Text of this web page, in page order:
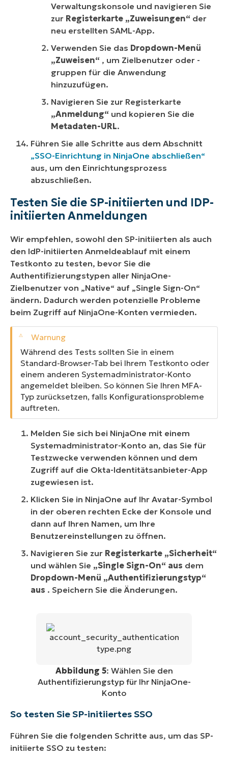
Verwaltungskonsole und navigieren Sie
zur Registerkarte „Zuweisungen“ der
neu erstellten SAML-App.
Verwenden Sie das Dropdown-Menü
„Zuweisen“ , um Zielbenutzer oder -
gruppen für die Anwendung
hinzuzufügen.
Navigieren Sie zur Registerkarte
„Anmeldung“ und kopieren Sie die
Metadaten-URL.
Führen Sie alle Schritte aus dem Abschnitt
„SSO-Einrichtung in NinjaOne abschließen“
aus, um den Einrichtungsprozess
abzuschließen.
Testen Sie die SP-initiierten und IDP-
initiierten Anmeldungen
Wir empfehlen, sowohl den SP-initiierten als auch
den IdP-initiierten Anmeldeablauf mit einem
Testkonto zu testen, bevor Sie die
Authentifizierungstypen aller NinjaOne-
Zielbenutzer von „Native“ auf „Single Sign-On“
ändern. Dadurch werden potenzielle Probleme
beim Zugriff auf NinjaOne-Konten vermieden.
Während des Tests sollten Sie in einem
Standard-Browser-Tab bei Ihrem Testkonto oder
einem anderen Systemadministrator-Konto
angemeldet bleiben. So können Sie Ihren MFA-
Typ zurücksetzen, falls Konfigurationsprobleme
auftreten.
Melden Sie sich bei NinjaOne mit einem
Systemadministrator-Konto an, das Sie für
Testzwecke verwenden können und dem
Zugriff auf die Okta-Identitätsanbieter-App
zugewiesen ist.
Klicken Sie in NinjaOne auf Ihr Avatar-Symbol
in der oberen rechten Ecke der Konsole und
dann auf Ihren Namen, um Ihre
Benutzereinstellungen zu öffnen.
Navigieren Sie zur Registerkarte „Sicherheit“
und wählen Sie „Single Sign-On“ aus dem
Dropdown-Menü „Authentifizierungstyp“
aus . Speichern Sie die Änderungen.
Abbildung 5: Wählen Sie den
Authentifizierungstyp für Ihr NinjaOne-
Konto
So testen Sie SP-initiiertes SSO
Führen Sie die folgenden Schritte aus, um das SP-
initiierte SSO zu testen: